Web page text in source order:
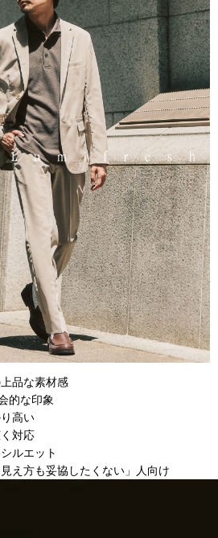
品な素材感
的な印象
高い
対応
ルエット
え方も妥協したくない」人向け